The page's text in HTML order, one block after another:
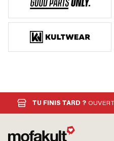
TU FINIS TARD ?